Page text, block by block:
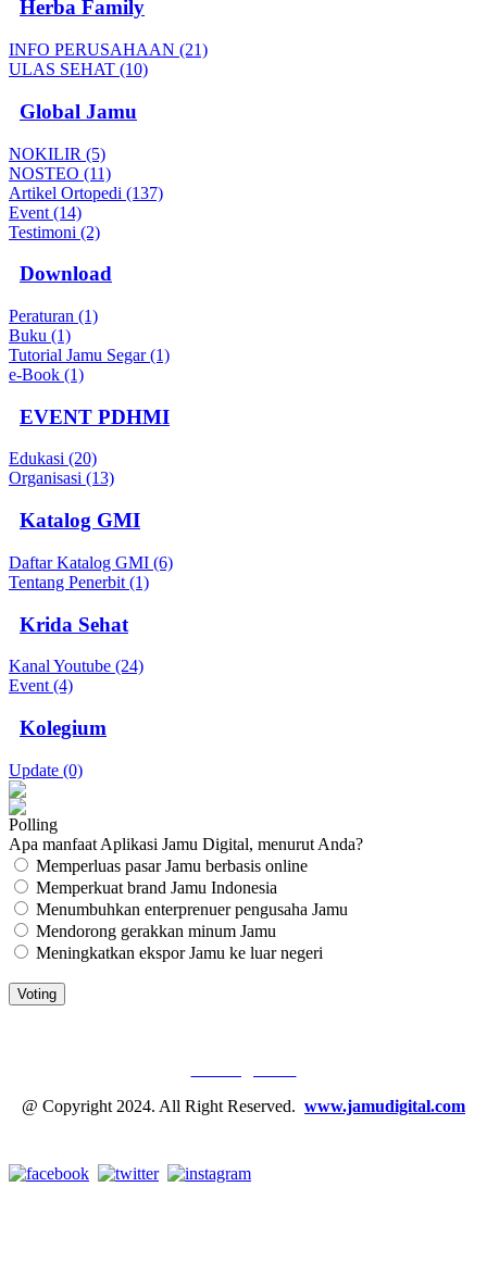
Herba Family
INFO PERUSAHAAN (21)
ULAS SEHAT (10)
Global Jamu
NOKILIR (5)
NOSTEO (11)
Artikel Ortopedi (137)
Event (14)
Testimoni (2)
Download
Peraturan (1)
Buku (1)
Tutorial Jamu Segar (1)
e-Book (1)
EVENT PDHMI
Edukasi (20)
Organisasi (13)
Katalog GMI
Daftar Katalog GMI (6)
Tentang Penerbit (1)
Krida Sehat
Kanal Youtube (24)
Event (4)
Kolegium
Update (0)
Polling
Apa manfaat Aplikasi Jamu Digital, menurut Anda?
Memperluas pasar Jamu berbasis online
Memperkuat brand Jamu Indonesia
Menumbuhkan enterprenuer pengusaha Jamu
Mendorong gerakkan minum Jamu
Meningkatkan ekspor Jamu ke luar negeri
@ Copyright 2024. All Right Reserved. www.jamudigital.com